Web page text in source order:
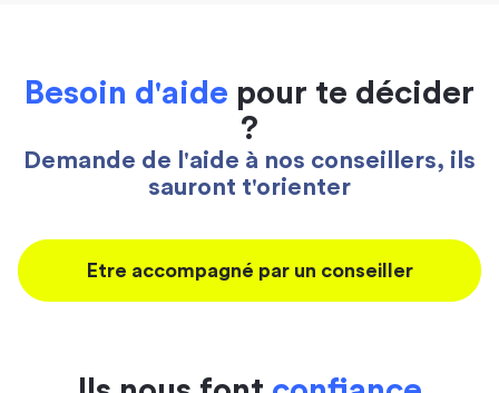
Besoin d'aide pour te décider
?
Demande de l'aide à nos conseillers, ils
sauront t'orienter
Etre accompagné par un conseiller